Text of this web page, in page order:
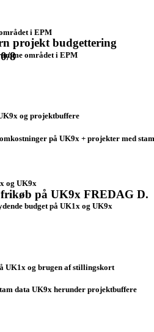
i EPM
området i EPM
projekt budgettering
8
og projektbuffere
på UK9x + projekter med
og UK9x
budget på UK1x og UK9x
på UK9x FREDAG D.
UK1x og brugen af stillingskort
data UK9x herunder projektbuffere